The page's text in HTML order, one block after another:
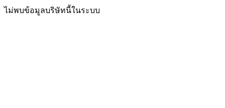
ไม่พบข้อมูลบริษัทนี้ในระบบ